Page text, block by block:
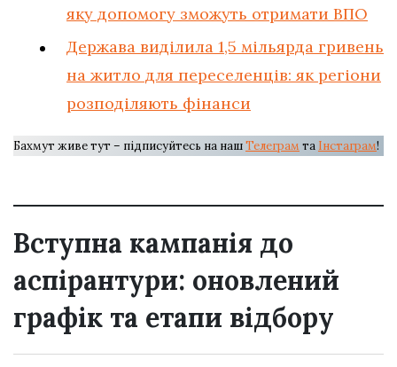
яку допомогу зможуть отримати ВПО
Держава виділила 1,5 мільярда гривень
на житло для переселенців: як регіони
розподіляють фінанси
Бахмут живе тут – підписуйтесь на нашТелеграм та Інстаграм!
Вступна кампанія до
аспірантури: оновлений
графік та етапи відбору